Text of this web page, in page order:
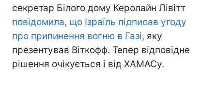
секретар Білого дому Керолайн Лівітт
повідомила, що Ізраїль підписав угоду
про припинення вогню в Газі, яку
презентував Віткофф. Тепер відповідне
рішення очікується і від ХАМАСу.